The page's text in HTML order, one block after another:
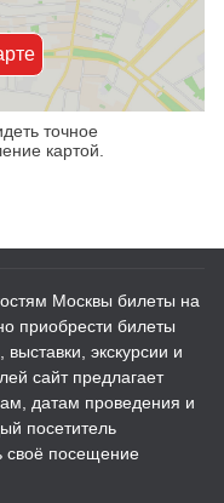
точное
картой.
Москвы билеты на
приобрести билеты
экскурсии и
сайт предлагает
датам проведения и
посетитель
своё посещение